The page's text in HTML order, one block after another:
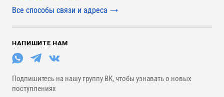
Все способы связи и адреса
НАПИШИТЕ НАМ
Подпишитесь на нашу группу ВК, чтобы узнавать о новых
поступлениях